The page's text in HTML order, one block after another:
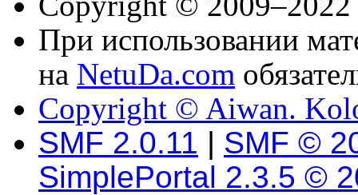
При использовании
на NetuDa.com
Copyright © Aiwan.
SMF 2.0.11 | SMF ©
SimplePortal 2.3.5 ©